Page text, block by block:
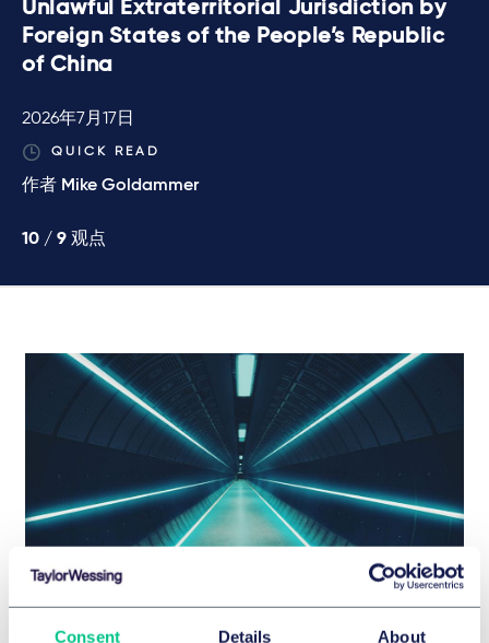
Consent Details About
Unlawful Extraterritorial Jurisdiction by
Foreign States of the People’s Republic
of China
2026年7月17日
QUICK READ
作者 Mike Goldammer
10 / 9 观点